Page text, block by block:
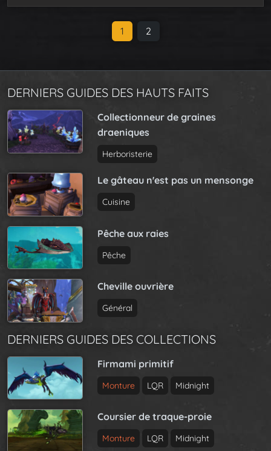
e
n
v
i
g
t
i
o
n
C
e
t
P
a
e
1
P
2
DERNIERS GUIDES DES HAUTS FAITS
Collectionneur de graines
draeniques
Herboristerie
Le gâteau n'est pas un mensonge
Cuisine
Pêche aux raies
Pêche
Cheville ouvrière
Général
DERNIERS GUIDES DES COLLECTIONS
Firmami primitif
Monture LQR Midnight
Coursier de traque-proie
Monture LQR Midnight